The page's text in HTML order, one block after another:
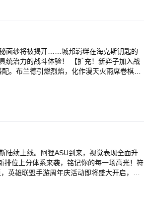
秘面纱将被揭开……城邦羁绊在海克斯钥匙的
！ 【扩充！新弈子加入战
。布兰德引燃烈焰，化作漫天火雨席卷棋
！18个开场奇遇随机
陆续上线。阿狸ASU到来，视觉表现全面升
位上分体系来袭，铭记你的每一场高光！符
英雄联盟手游周年庆活动即将盛大开启，海